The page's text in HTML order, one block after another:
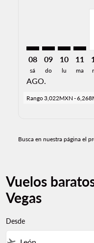
08
sá
AGO.
09
do
10
lu
11
ma
Rango3,022MXN -
Busca en nuestra página el
Vuelos
Vegas
Desde